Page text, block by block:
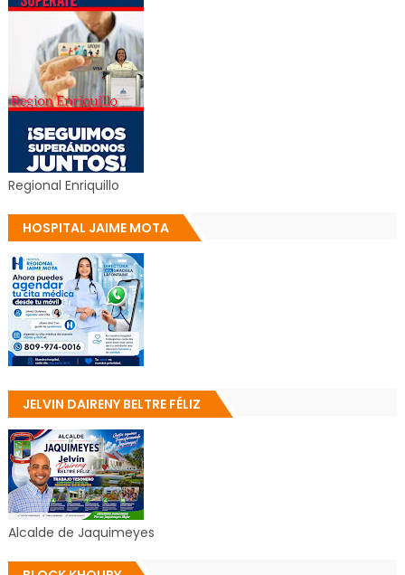
Regional Enriquillo
HOSPITAL JAIME MOTA
JELVIN DAIRENY BELTRE FÉLIZ
Alcalde de Jaquimeyes